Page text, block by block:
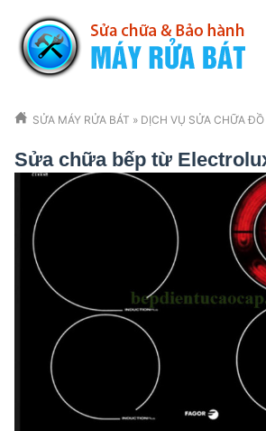
SỬA MÁY RỬA BÁT » DỊCH VỤ SỬA CHỮA ĐỒ
Sửa chữa bếp từ